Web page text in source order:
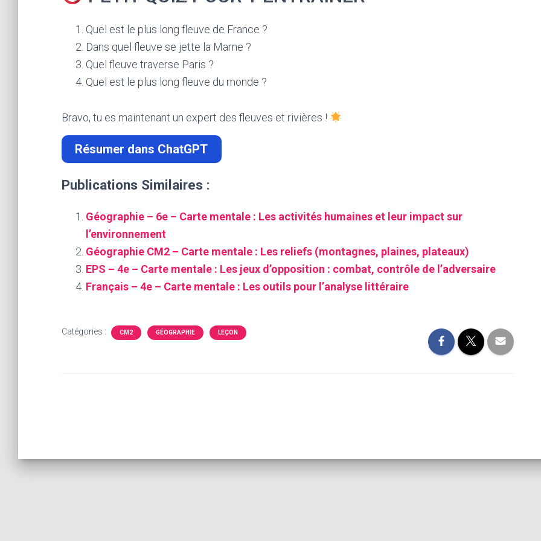
Quel est le plus long fleuve de France ?
Dans quel fleuve se jette la Marne ?
Quel fleuve traverse Paris ?
Quel est le plus long fleuve du monde ?
Bravo, tu es maintenant un expert des fleuves et rivières !
Résumer dans ChatGPT
Publications Similaires :
Géographie – 6e – Carte mentale : Les activités humaines et leur impact sur
l’environnement
Géographie CM2 – Carte mentale : Les reliefs (montagnes, plaines, plateaux)
EPS – 4e – Carte mentale : Les jeux d’opposition : combat, contrôle de l’adversaire
Français – 4e – Carte mentale : Les outils pour l’analyse littéraire
Catégories : CM2 GÉOGRAPHIE LEÇON